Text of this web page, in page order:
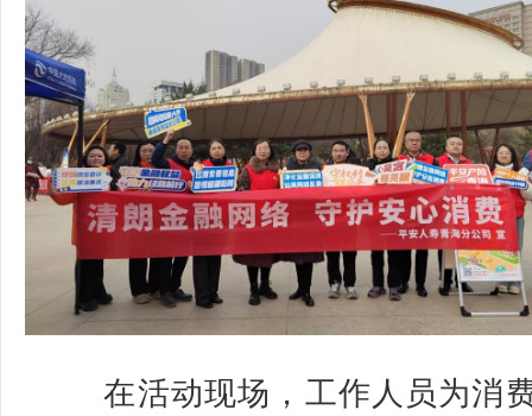
在活动现场，工作人员为消